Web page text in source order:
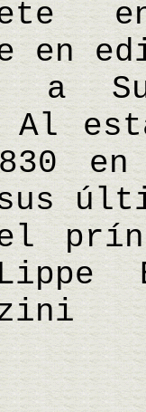
en
a
Al